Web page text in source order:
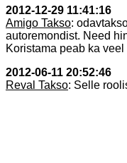
2012-12-29 11:41:16
Amigo Takso:
autoremondist. Need
Koristama peab ka
2012-06-11 20:52:46
Reval Takso: Selle